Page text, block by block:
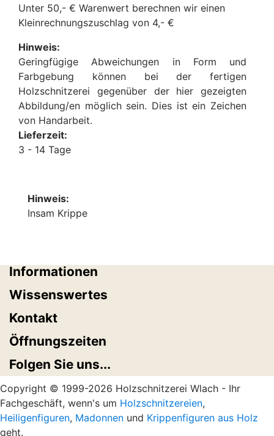
Unter 50,- € Warenwert berechnen wir einen
Kleinrechnungszuschlag von 4,- €
Hinweis:
Geringfügige Abweichungen in Form und
Farbgebung können bei der fertigen
Holzschnitzerei gegenüber der hier gezeigten
Abbildung/en möglich sein. Dies ist ein Zeichen
von Handarbeit.
Lieferzeit:
3 - 14 Tage
Hinweis:
Insam Krippe
Informationen
Wissenswertes
Kontakt
Öffnungszeiten
Folgen Sie uns...
Copyright © 1999-2026 Holzschnitzerei Wlach - Ihr
Fachgeschäft, wenn's um Holzschnitzereien,
Heiligenfiguren, Madonnen und Krippenfiguren aus Holz
geht.